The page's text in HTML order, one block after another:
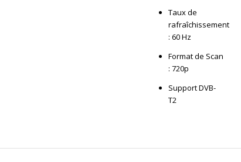
Taux de
rafraîchissement
: 60 Hz
Format de Scan
: 720p
Support DVB-
T2